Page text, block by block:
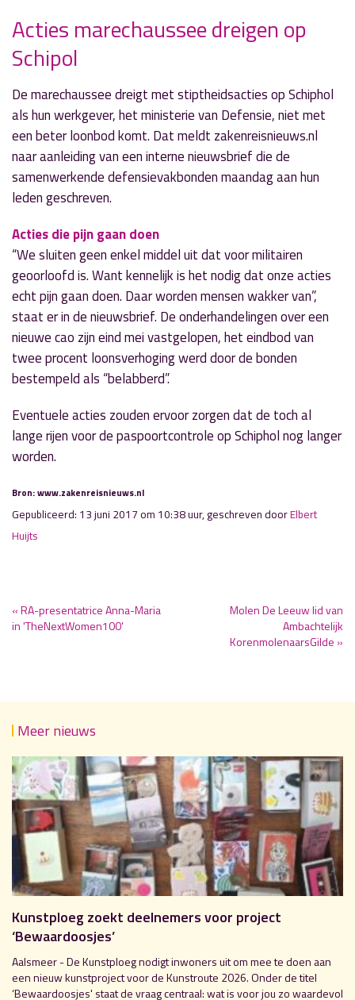
« Vorig nieuwsbericht
RA-presentatrice Anna-Maria in
'TheNextWomen100'
13 juni 2017
» Volgend nieuwsbericht
Molen De Leeuw lid van Ambachtelijk
KorenmolenaarsGilde
13 juni 2017
Acties marechaussee dreigen op
Schipol
De marechaussee dreigt met stiptheidsacties op Schiphol
als hun werkgever, het ministerie van Defensie, niet met
een beter loonbod komt. Dat meldt zakenreisnieuws.nl
naar aanleiding van een interne nieuwsbrief die de
samenwerkende defensievakbonden maandag aan hun
leden geschreven.
Acties die pijn gaan doen
“We sluiten geen enkel middel uit dat voor militairen
geoorloofd is. Want kennelijk is het nodig dat onze acties
echt pijn gaan doen. Daar worden mensen wakker van”,
staat er in de nieuwsbrief. De onderhandelingen over een
nieuwe cao zijn eind mei vastgelopen, het eindbod van
twee procent loonsverhoging werd door de bonden
bestempeld als “belabberd”.
Eventuele acties zouden ervoor zorgen dat de toch al
lange rijen voor de paspoortcontrole op Schiphol nog langer
worden.
Bron: www.zakenreisnieuws.nl
Gepubliceerd: 13 juni 2017 om 10:38 uur, geschreven doorElbert
Huijts
« RA-presentatrice Anna-Maria
in 'TheNextWomen100'
Molen De Leeuw lid van
Ambachtelijk
KorenmolenaarsGilde »
Meer nieuws
Kunstploeg zoekt deelnemers voor project
‘Bewaardoosjes’
Aalsmeer - De Kunstploeg nodigt inwoners uit om mee te doen aan
een nieuw kunstproject voor de Kunstroute 2026. Onder de titel
‘Bewaardoosjes' staat de vraag centraal: wat is voor jou zo waardevol